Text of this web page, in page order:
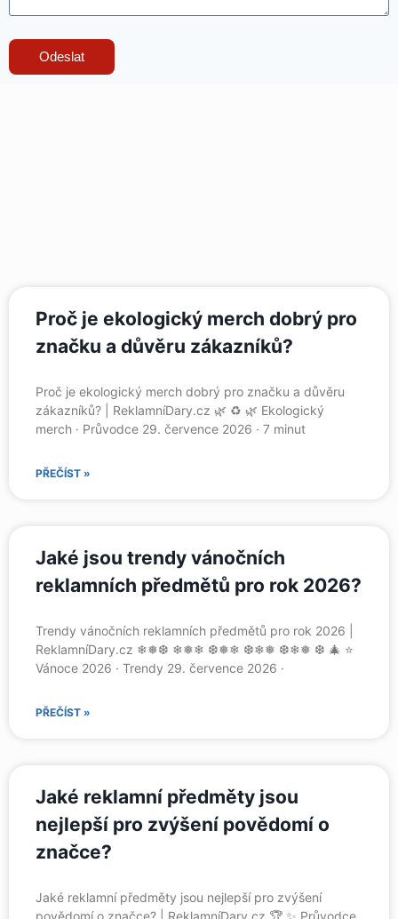
Odeslat
Proč je ekologický merch dobrý pro
značku a důvěru zákazníků?
Proč je ekologický merch dobrý pro značku a důvěru
zákazníků? | ReklamníDary.cz 🌿 ♻️ 🌿 Ekologický
merch · Průvodce 29. července 2026 · 7 minut
PŘEČÍST »
Jaké jsou trendy vánočních
reklamních předmětů pro rok 2026?
Trendy vánočních reklamních předmětů pro rok 2026 |
ReklamníDary.cz ❄❅❆ ❄❅❄ ❆❅❄ ❆❄❅ ❆❄❅ ❆ 🎄 ⭐
Vánoce 2026 · Trendy 29. července 2026 ·
PŘEČÍST »
Jaké reklamní předměty jsou
nejlepší pro zvýšení povědomí o
značce?
Jaké reklamní předměty jsou nejlepší pro zvýšení
povědomí o značce? | ReklamníDary.cz 🏆 ✨ Průvodce